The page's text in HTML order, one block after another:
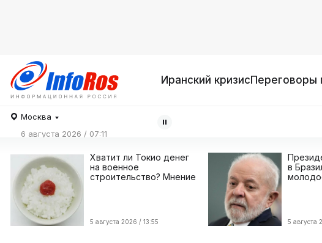
Иранский кризисПереговоры
Москва
6 августа 2026 / 07:11
Хватит ли Токио денег
на военное
строительство? Мнение
5 августа 2026 / 13:55
в
5 августа